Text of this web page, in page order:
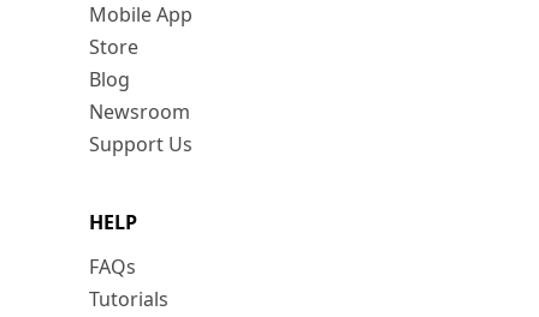
Mobile App
Store
Blog
Newsroom
Support Us
HELP
FAQs
Tutorials